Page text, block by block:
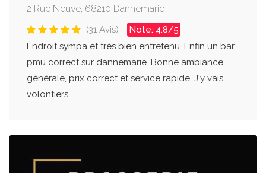
2 Rue Neuve, 68210 Dannemarie
(31 Avis) - Note: 4.8/5
Endroit sympa et très bien entretenu. Enfin un bar
pmu correct sur dannemarie. Bonne ambiance
générale, prix correct et service rapide. J'y vais
volontiers.....